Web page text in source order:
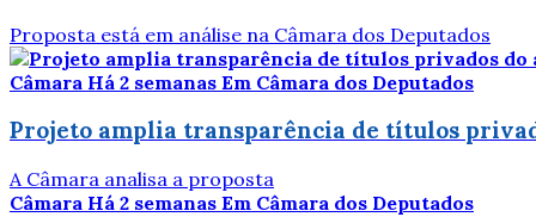
Proposta está em análise na Câmara dos Deputados
Câmara Há 2 semanas Em Câmara dos Deputados
Projeto amplia transparência de títulos
A Câmara analisa a proposta
Câmara Há 2 semanas Em Câmara dos Deputados